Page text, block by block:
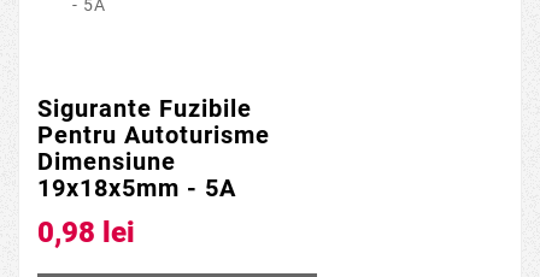
Sigurante Fuzibile
Pentru Autoturisme
Dimensiune
19x18x5mm - 5A
0,98 lei